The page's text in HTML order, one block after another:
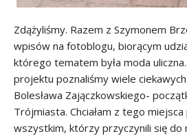
Zdążyliśmy. Razem z Szymonem
wpisów na fotoblogu, biorącym
którego tematem była moda
projektu poznaliśmy wiele
Bolesława Zajączkowskiego-
Trójmiasta. Chciałam z tego
wszystkim, którzy przyczynili się do